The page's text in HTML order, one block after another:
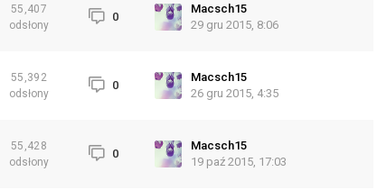
55,407
odsłony
0
Macsch15
29 gru 2015, 8:06
55,392
odsłony
0
Macsch15
26 gru 2015, 4:35
55,428
odsłony
0
Macsch15
19 paź 2015, 17:03